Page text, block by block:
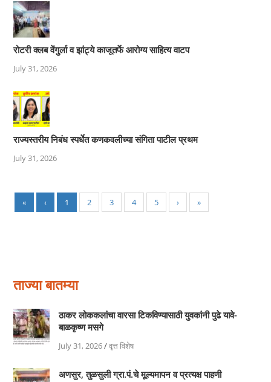
रोटरी क्लब वेंगुर्ला व झांट्ये काजूतर्फे आरोग्य साहित्य वाटप
July 31, 2026
राज्यस्तरीय निबंध स्पर्धेत कणकवलीच्या संगिता पाटील प्रथम
July 31, 2026
« ‹ 1 2 3 4 5 › »
ताज्या बातम्या
ठाकर लोककलांचा वारसा टिकविण्यासाठी युवकांनी पुढे यावे-
बाळकृष्ण मसगे
July 31, 2026/वृत्त विशेष
अणसुर, तुळसुली ग्रा.पं.चे मूल्यमापन व प्रत्यक्ष पाहणी